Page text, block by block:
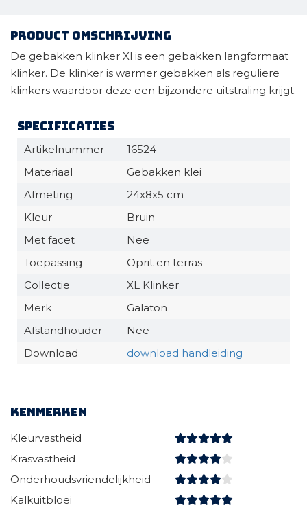
Product omschrijving
De gebakken klinker Xl is een gebakken langformaat
klinker. De klinker is warmer gebakken als reguliere
klinkers waardoor deze een bijzondere uitstraling krijgt.
Specificaties
Artikelnummer
16524
Materiaal
Gebakken klei
Afmeting
24x8x5 cm
Kleur
Bruin
Met facet
Nee
Toepassing
Oprit en terras
Collectie
XL Klinker
Merk
Galaton
Afstandhouder
Nee
Download
download handleiding
Kenmerken
Kleurvastheid
Krasvastheid
Onderhoudsvriendelijkheid
Kalkuitbloei